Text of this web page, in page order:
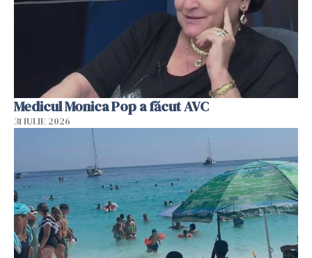
Medicul Monica Pop a făcut AVC
31 IULIE 2026